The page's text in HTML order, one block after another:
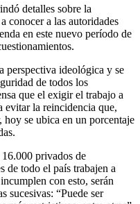
detalles sobre la
conocer a las autoridades
en este nuevo período de
perspectiva ideológica y se
de todos los
que el exigir el trabajo a
evitar la reincidencia que,
se ubica en un porcentaje
privados de
de todo el país trabajen a
con esto, serán
sucesivas: “Puede ser